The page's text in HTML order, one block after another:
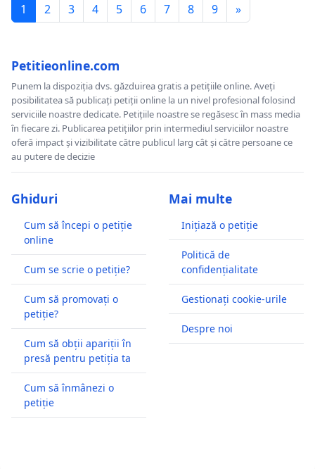
1 2 3 4 5 6 7 8 9 »
Petitieonline.com
Punem la dispoziția dvs. găzduirea gratis a petițiile online. Aveți
posibilitatea să publicați petiții online la un nivel profesional folosind
serviciile noastre dedicate. Petițiile noastre se regăsesc în mass media
în fiecare zi. Publicarea petițiilor prin intermediul serviciilor noastre
oferă impact și vizibilitate către publicul larg cât și către persoane ce
au putere de decizie
Ghiduri
Cum să începi o petiție
online
Cum se scrie o petiție?
Cum să promovați o
petiție?
Cum să obții apariții în
presă pentru petiția ta
Cum să înmânezi o
petiție
Mai multe
Inițiază o petiție
Politică de
confidențialitate
Gestionați cookie-urile
Despre noi